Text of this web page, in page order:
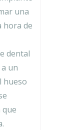
una
hora de
dental
un
hueso